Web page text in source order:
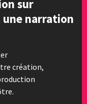
sur
une narration
création,